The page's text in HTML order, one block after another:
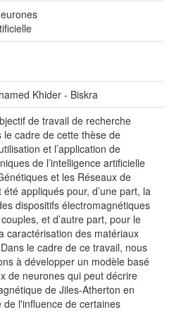
Khider - Biskra
de travail de recherche
le cadre de cette thèse de
et l’application de
de l’intelligence artificielle
et les Réseaux de
appliqués pour, d’une part, la
dispositifs électromagnétiques
et d’autre part, pour le
caractérisation des matériaux
le cadre de ce travail, nous
à développer un modèle basé
de neurones qui peut décrire
de Jiles-Atherton en
de l'influence de certaines